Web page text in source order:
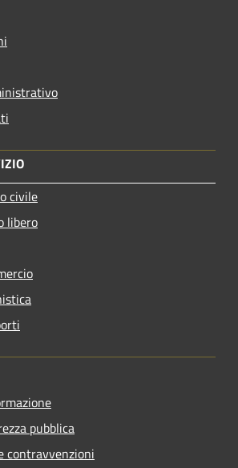
civile
libero
pubblica
contravvenzioni